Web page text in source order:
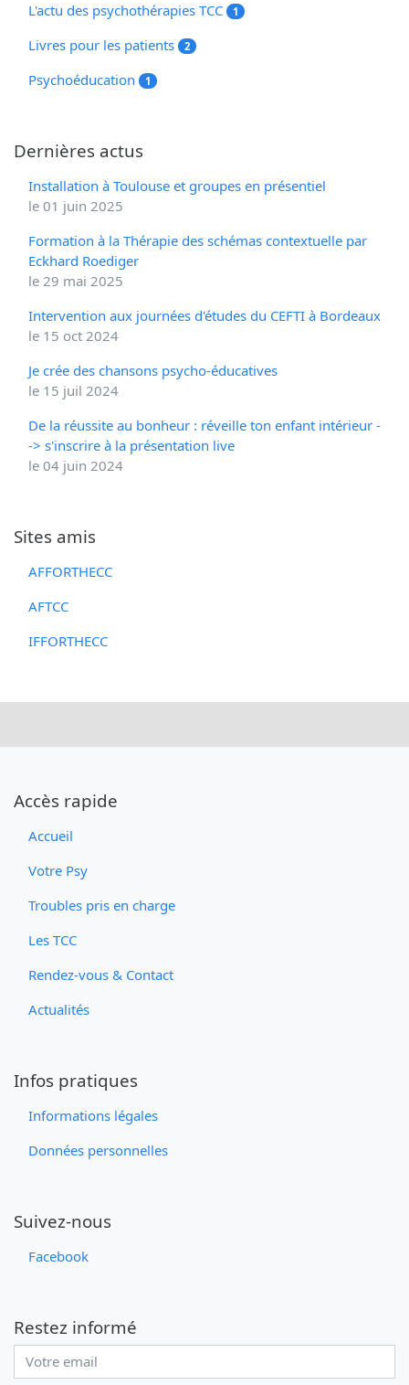
L'actu des psychothérapies TCC 1
Livres pour les patients 2
Psychoéducation 1
Dernières actus
Installation à Toulouse et groupes en présentiel
le 01 juin 2025
Formation à la Thérapie des schémas contextuelle par
Eckhard Roediger
le 29 mai 2025
Intervention aux journées d'études du CEFTI à Bordeaux
le 15 oct 2024
Je crée des chansons psycho-éducatives
le 15 juil 2024
De la réussite au bonheur : réveille ton enfant intérieur -
-> s'inscrire à la présentation live
le 04 juin 2024
Sites amis
AFFORTHECC
AFTCC
IFFORTHECC
Accès rapide
Accueil
Votre Psy
Troubles pris en charge
Les TCC
Rendez-vous & Contact
Actualités
Infos pratiques
Informations légales
Données personnelles
Suivez-nous
Facebook
Restez informé
Adresse email